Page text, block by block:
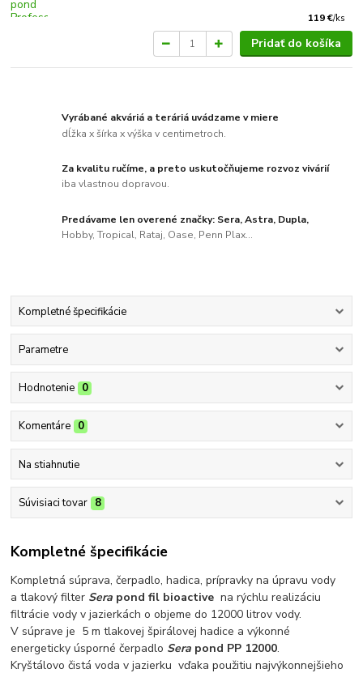
119 €/ks
Pridať do košíka
Vyrábané akváriá a teráriá uvádzame v miere
dĺžka x šírka x výška v centimetroch.
Za kvalitu ručíme, a preto uskutočňujeme rozvoz vivárií
iba vlastnou dopravou.
Predávame len overené značky: Sera, Astra, Dupla,
Hobby, Tropical, Rataj, Oase, Penn Plax...
Kompletné špecifikácie
Parametre
Hodnotenie 0
Komentáre 0
Na stiahnutie
Súvisiaci tovar 8
Kompletné špecifikácie
Kompletná súprava, čerpadlo, hadica, prípravky na úpravu vody
a tlakový filter Sera pond fil bioactivena rýchlu realizáciu
filtrácie vody v jazierkách o objeme do 12000 litrov vody.
V súprave je 5 m tlakovej špirálovej hadice a výkonné
energeticky úsporné čerpadlo Sera pond PP 12000.
Kryštálovo čistá voda v jazierku vďaka použitiu najvýkonnejšieho